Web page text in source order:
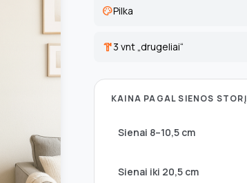
palettePilka
hardware3 vnt „drugeliai“
KAINA PAGAL SIENOS STORĮ
Sienai 8–10,5 cm
Sienai iki 20,5 cm